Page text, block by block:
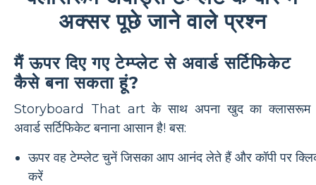
अक्सर पूछे जाने वाले प्रश्न
मैं ऊपर दिए गए टेम्प्लेट से अवार्ड सर्टिफिकेट
कैसे बना सकता हूं?
Storyboard That art के साथ अपना खुद का क्लासरूम
अवार्ड सर्टिफिकेट बनाना आसान है! बस:
ऊपर वह टेम्प्लेट चुनें जिसका आप आनंद लेते हैं और कॉपी पर
करें